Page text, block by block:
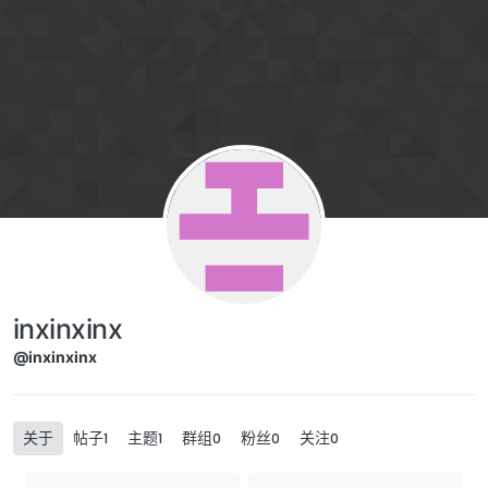
inxinxinx
@inxinxinx
关于 帖子1 主题1 群组0 粉丝0 关注0